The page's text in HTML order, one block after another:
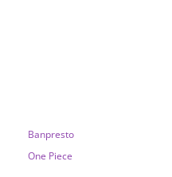
Banpresto
One Piece